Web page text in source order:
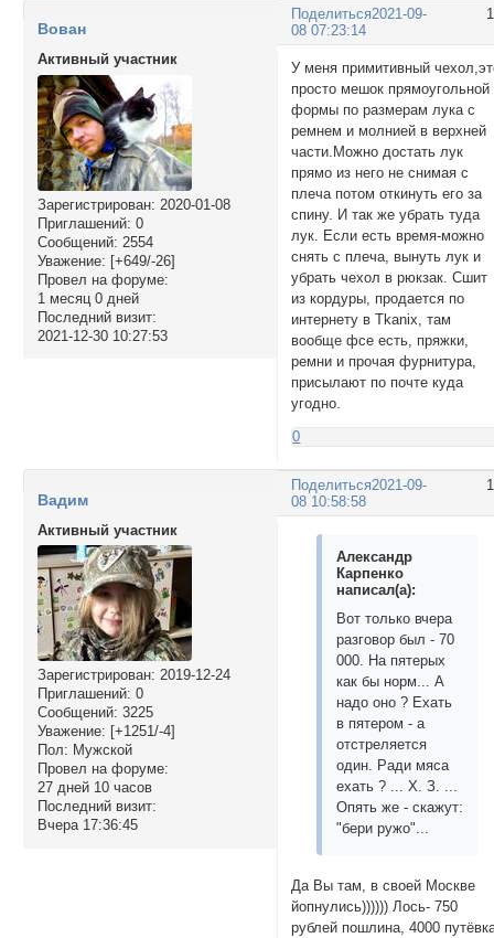
Поделиться2021-09-
08 07:23:14
Вован
Активный участник
Зарегистрирован: 2020-01-08
Приглашений: 0
Сообщений: 2554
Уважение: [+649/-26]
Провел на форуме:
1 месяц 0 дней
Последний визит:
2021-12-30 10:27:53
У меня примитивный
просто мешок прямоугольной
формы по размерам лука с
ремнем и молнией в верхней
части.Можно достать лук
прямо из него не снимая с
плеча потом откинуть его за
спину. И так же убрать туда
лук. Если есть время-можно
снять с плеча, вынуть лук и
убрать чехол в рюкзак. Сшит
из кордуры, продается по
интернету в Tkanix, там
вообще фсе есть, пряжки,
ремни и прочая фурнитура,
присылают по почте куда
угодно.
0
Поделиться2021-09-
08 10:58:58
Вадим
Активный участник
Зарегистрирован: 2019-12-24
Приглашений: 0
Сообщений: 3225
Уважение: [+1251/-4]
Пол: Мужской
Провел на форуме:
27 дней 10 часов
Последний визит:
Вчера 17:36:45
Александр
Карпенко
написал(а):
Вот только вчера
разговор был - 70
000. На пятерых
как бы норм... А
надо оно ? Ехать
в пятером - а
отстреляется
один. Ради мяса
ехать ? ... Х. З. ...
Опять же - скажут:
"бери ружо"...
Да Вы там, в своей Москве
йопнулись)))))) Лось- 750
рублей пошлина, 4000